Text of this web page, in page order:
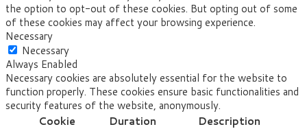
the option to opt-out of these cookies. But opting out of some
of these cookies may affect your browsing experience.
Necessary
Necessary
Always Enabled
Necessary cookies are absolutely essential for the website to
function properly. These cookies ensure basic functionalities and
security features of the website, anonymously.
Cookie
Duration Description